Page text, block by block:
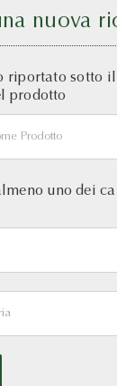
nuova
riportato sotto
prodotto
uno dei